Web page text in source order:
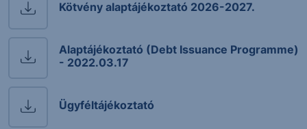
Kötvény alaptájékoztató 2026-2027.
Alaptájékoztató (Debt Issuance Programme)
- 2022.03.17
Ügyféltájékoztató